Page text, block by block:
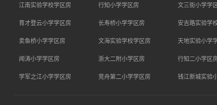
江南实验学校学区房 行知小学学区房 文三街小学学
育才登云小学学区房 长寿桥小学学区房 安吉路实验学
卖鱼桥小学学区房 文海实验学校学区房 天地实验小学
闻涛小学学区房 浙大二附小学区房 行知二小学区
学军之江小学学区房 竞舟第二小学学区房 钱江新城实验